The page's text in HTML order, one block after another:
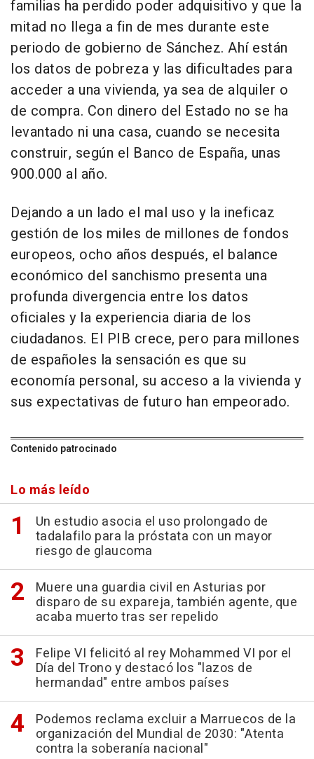
familias ha perdido poder adquisitivo y que la
mitad no llega a fin de mes durante este
periodo de gobierno de Sánchez. Ahí están
los datos de pobreza y las dificultades para
acceder a una vivienda, ya sea de alquiler o
de compra. Con dinero del Estado no se ha
levantado ni una casa, cuando se necesita
construir, según el Banco de España, unas
900.000 al año.
Dejando a un lado el mal uso y la ineficaz
gestión de los miles de millones de fondos
europeos, ocho años después, el balance
económico del sanchismo presenta una
profunda divergencia entre los datos
oficiales y la experiencia diaria de los
ciudadanos. El PIB crece, pero para millones
de españoles la sensación es que su
economía personal, su acceso a la vivienda y
sus expectativas de futuro han empeorado.
Contenido patrocinado
Lo más leído
Un estudio asocia el uso prolongado de
tadalafilo para la próstata con un mayor
riesgo de glaucoma
Muere una guardia civil en Asturias por
disparo de su expareja, también agente, que
acaba muerto tras ser repelido
Felipe VI felicitó al rey Mohammed VI por el
Día del Trono y destacó los "lazos de
hermandad" entre ambos países
Podemos reclama excluir a Marruecos de la
organización del Mundial de 2030: "Atenta
contra la soberanía nacional"